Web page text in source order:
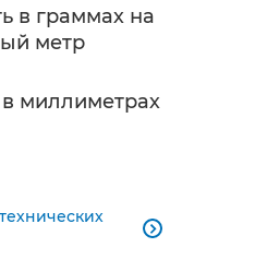
в граммах на
метр
миллиметрах
